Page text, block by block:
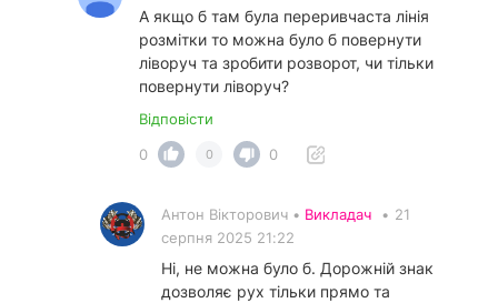
А якщо б там була переривчаста лінія
розмітки то можна було б повернути
ліворуч та зробити розворот, чи тільки
повернути ліворуч?
Відповісти
0
0 0
Антон Вікторович • Викладач • 21
серпня 2025 21:22
Ні, не можна було б. Дорожній знак
дозволяє рух тільки прямо та